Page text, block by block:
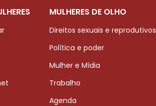
MULHERES DE OLHO
Direitos sexuais e reprodutivos
Política e poder
Mulher e Mídia
Trabalho
Agenda